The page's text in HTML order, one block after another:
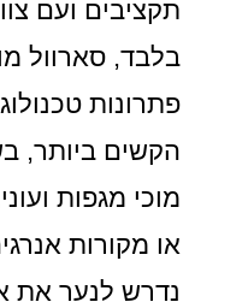
תקציבים ועם
בלבד, סארוול
פתרונות
הקשים ביותר,
מוכי מגפות
או מקורות
נדרש לנער את